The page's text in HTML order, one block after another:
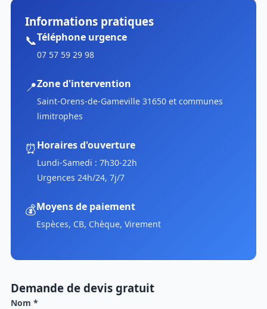
Informations pratiques
📞Téléphone urgence
07 57 59 29 98
📍Zone d'intervention
Saint-Orens-de-Gameville 31650 et communes
limitrophes
⏰Horaires d'ouverture
Lundi-Samedi : 7h30-22h
Urgences 24h/24, 7j/7
💰Moyens de paiement
Espèces, CB, Chèque, Virement
Demande de devis gratuit
Nom *